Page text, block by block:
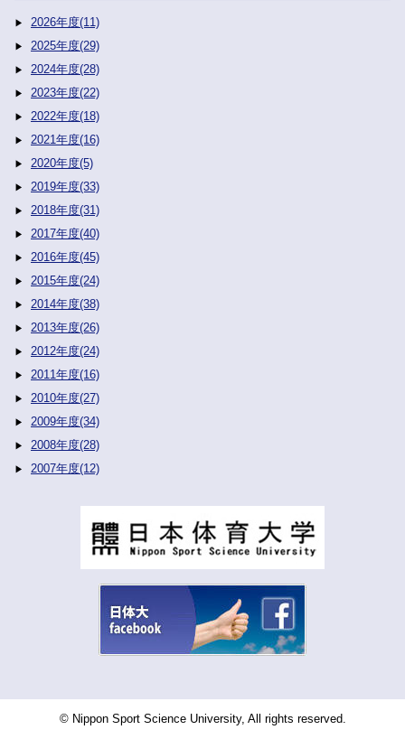
2026年度(11)
2025年度(29)
2024年度(28)
2023年度(22)
2022年度(18)
2021年度(16)
2020年度(5)
2019年度(33)
2018年度(31)
2017年度(40)
2016年度(45)
2015年度(24)
2014年度(38)
2013年度(26)
2012年度(24)
2011年度(16)
2010年度(27)
2009年度(34)
2008年度(28)
2007年度(12)
© Nippon Sport Science University, All rights reserved.